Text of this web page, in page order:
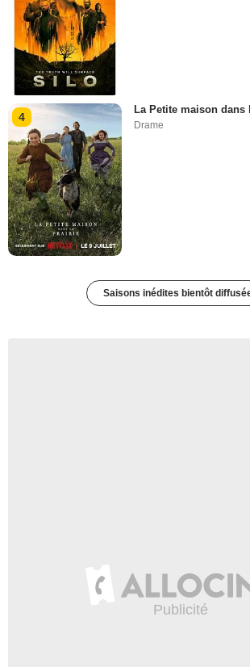
4
La Petite maison dans
Drame
Saisons inédites bientôt